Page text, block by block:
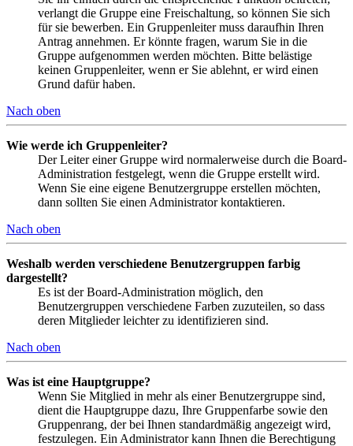
verlangt die Gruppe eine Freischaltung, so können Sie sich
für sie bewerben. Ein Gruppenleiter muss daraufhin Ihren
Antrag annehmen. Er könnte fragen, warum Sie in die
Gruppe aufgenommen werden möchten. Bitte belästige
keinen Gruppenleiter, wenn er Sie ablehnt, er wird einen
Grund dafür haben.
Nach oben
Wie werde ich Gruppenleiter?
Der Leiter einer Gruppe wird normalerweise durch die Board-
Administration festgelegt, wenn die Gruppe erstellt wird.
Wenn Sie eine eigene Benutzergruppe erstellen möchten,
dann sollten Sie einen Administrator kontaktieren.
Nach oben
Weshalb werden verschiedene Benutzergruppen farbig
dargestellt?
Es ist der Board-Administration möglich, den
Benutzergruppen verschiedene Farben zuzuteilen, so dass
deren Mitglieder leichter zu identifizieren sind.
Nach oben
Was ist eine Hauptgruppe?
Wenn Sie Mitglied in mehr als einer Benutzergruppe sind,
dient die Hauptgruppe dazu, Ihre Gruppenfarbe sowie den
Gruppenrang, der bei Ihnen standardmäßig angezeigt wird,
festzulegen. Ein Administrator kann Ihnen die Berechtigung